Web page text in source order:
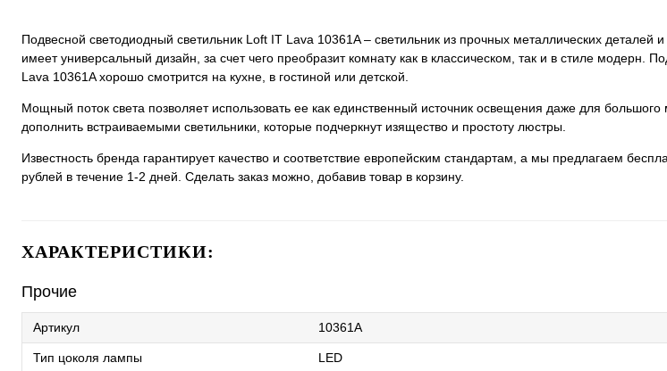
Подвесной светодиодный светильник Loft IT Lava 10361A – светильник из прочных металлических деталей и
имеет универсальный дизайн, за счет чего преобразит комнату как в классическом, так и в стиле модерн.
Lava 10361A хорошо смотрится на кухне, в гостиной или детской.
Мощный поток света позволяет использовать ее как единственный источник освещения даже для
дополнить встраиваемыми светильники, которые подчеркнут изящество и простоту люстры.
Известность бренда гарантирует качество и соответствие европейским стандартам, а мы предлагаем
рублей в течение 1-2 дней. Сделать заказ можно, добавив товар в корзину.
ХАРАКТЕРИСТИКИ:
Прочие
Артикул 10361A
Тип цоколя лампы LED